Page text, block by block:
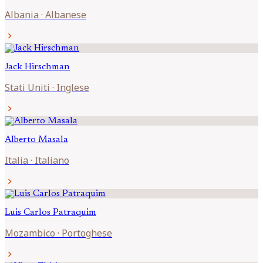
Albania · Albanese
chevron_right
Jack Hirschman
Stati Uniti · Inglese
chevron_right
Alberto Masala
Italia · Italiano
chevron_right
Luis Carlos Patraquim
Mozambico · Portoghese
chevron_right